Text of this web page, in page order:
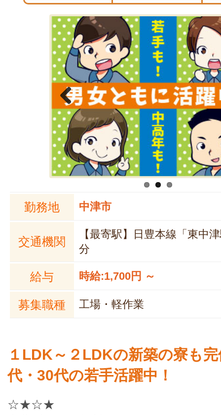
Previous
勤務地 中津市
交通機関
【最寄駅】日豊本線「東中
分
給与 時給:1,700円 ～
募集職種 工場・軽作業
１LDK～２LDKの新築の寮も
代・30代の若手活躍中！
☆★☆★